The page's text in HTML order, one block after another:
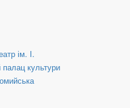
ім. І.
палац культури